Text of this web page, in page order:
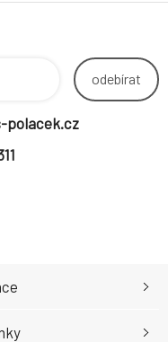
odebírat
polacek.cz